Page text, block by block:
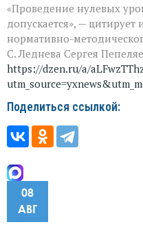
«Проведение нулевых
допускается», —
нормативно-
С. Леднева Сергея
https://dzen.ru/a/
Поделиться ссылкой:
08
АВГ